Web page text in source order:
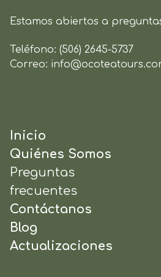
Estamos abiertos a
Teléfono: (506) 2645-5737
Correo:
Inicio
Quiénes Somos
Preguntas
frecuentes
Contáctanos
Blog
Actualizaciones